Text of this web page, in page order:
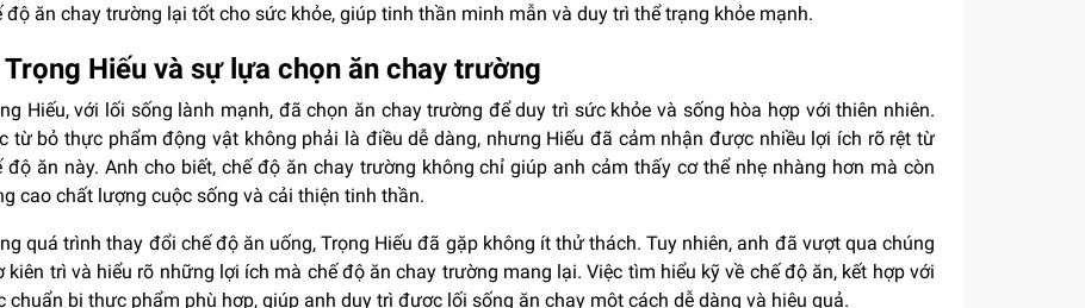
độ ăn chay trường lại tốt cho sức khỏe, giúp tinh thần minh mẫn và duy trì thể trạng khỏe mạnh.
Trọng Hiếu và sự lựa chọn ăn chay trường
Hiếu, với lối sống lành mạnh, đã chọn ăn chay trường để duy trì sức khỏe và sống hòa hợp với thiên nhiên.
từ bỏ thực phẩm động vật không phải là điều dễ dàng, nhưng Hiếu đã cảm nhận được nhiều lợi ích rõ rệt từ
độ ăn này. Anh cho biết, chế độ ăn chay trường không chỉ giúp anh cảm thấy cơ thể nhẹ nhàng hơn mà còn
cao chất lượng cuộc sống và cải thiện tinh thần.
quá trình thay đổi chế độ ăn uống, Trọng Hiếu đã gặp không ít thử thách. Tuy nhiên, anh đã vượt qua chúng
kiên trì và hiểu rõ những lợi ích mà chế độ ăn chay trường mang lại. Việc tìm hiểu kỹ về chế độ ăn, kết hợp với
chuẩn bị thực phẩm phù hợp, giúp anh duy trì được lối sống ăn chay một cách dễ dàng và hiệu quả.